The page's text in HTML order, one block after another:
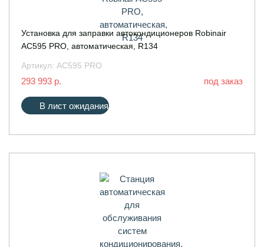
Установка для заправки автокондиционеров Robinair
AC595 PRO, автоматическая, R134
Артикул: AC595 PRO
293 993 р. под заказ
В лист ожидания